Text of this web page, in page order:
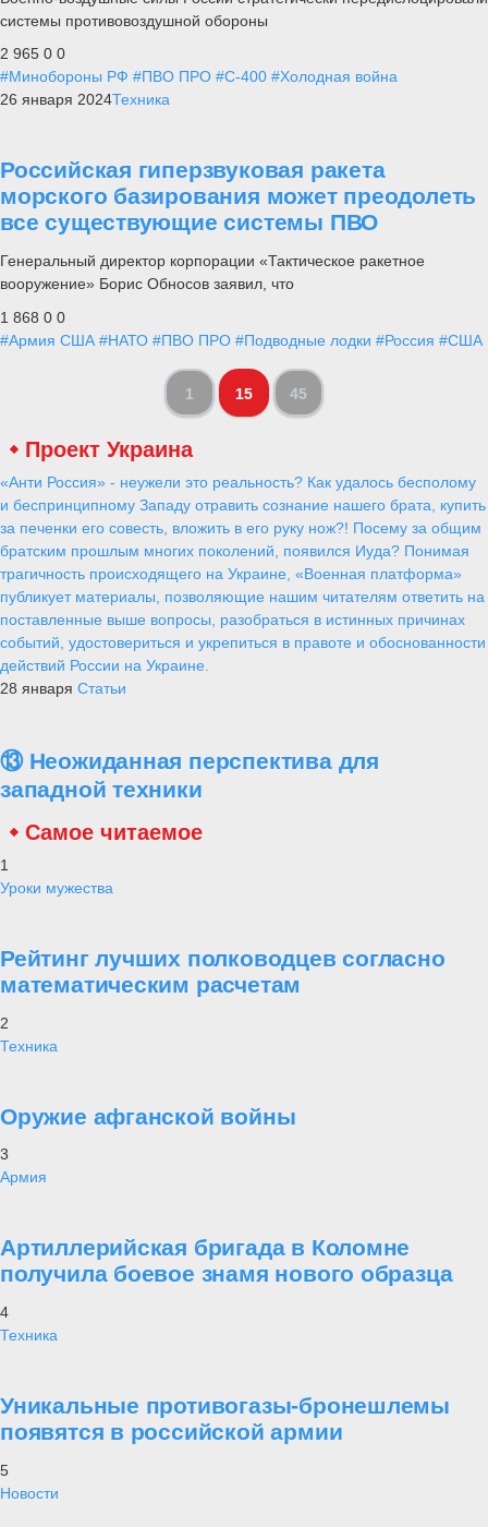
системы противовоздушной обороны
2 965 0 0
#Минобороны РФ #ПВО ПРО #С-400 #Холодная война
26 января 2024Техника
Российская гиперзвуковая ракета
морского базирования может преодолеть
все существующие системы ПВО
Генеральный директор корпорации «Тактическое ракетное
вооружение» Борис Обносов заявил, что
1 868 0 0
#Армия США #НАТО #ПВО ПРО #Подводные лодки #Россия #США
1 15 45
Проект Украина
«Анти Россия» - неужели это реальность? Как удалось бесполому
и беспринципному Западу отравить сознание нашего брата, купить
за печенки его совесть, вложить в его руку нож?! Посему за общим
братским прошлым многих поколений, появился Иуда? Понимая
трагичность происходящего на Украине, «Военная платформа»
публикует материалы, позволяющие нашим читателям ответить на
поставленные выше вопросы, разобраться в истинных причинах
событий, удостовериться и укрепиться в правоте и обоснованности
действий России на Украине.
28 января Статьи
⑬ Неожиданная перспектива для
западной техники
Самое читаемое
1
Уроки мужества
Рейтинг лучших полководцев согласно
математическим расчетам
2
Техника
Оружие афганской войны
3
Армия
Артиллерийская бригада в Коломне
получила боевое знамя нового образца
4
Техника
Уникальные противогазы-бронешлемы
появятся в российской армии
5
Новости